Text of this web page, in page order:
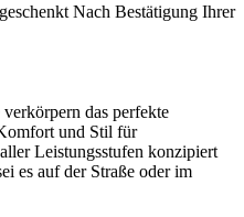
Nach Bestätigung Ihrer
das perfekte
und Stil für
Leistungsstufen konzipiert
es auf der Straße oder im